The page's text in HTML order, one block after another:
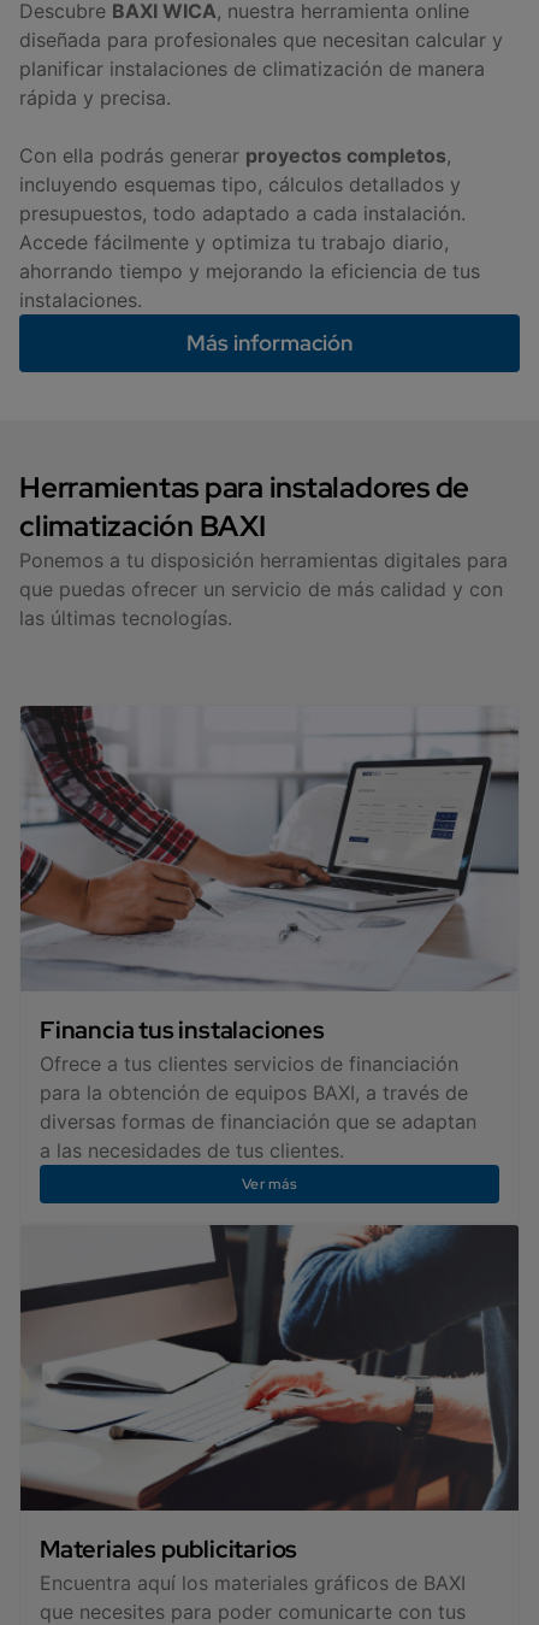
Descubre BAXI WICA, nuestra herramienta online
diseñada para profesionales que necesitan calcular y
planificar instalaciones de climatización de manera
rápida y precisa.
Con ella podrás generar proyectos completos,
incluyendo esquemas tipo, cálculos detallados y
presupuestos, todo adaptado a cada instalación.
Accede fácilmente y optimiza tu trabajo diario,
ahorrando tiempo y mejorando la eficiencia de tus
instalaciones.
Más información
Herramientas para instaladores de
climatización BAXI
Ponemos a tu disposición herramientas digitales para
que puedas ofrecer un servicio de más calidad y con
las últimas tecnologías.
Financia tus instalaciones
Ofrece a tus clientes servicios de financiación
para la obtención de equipos BAXI, a través de
diversas formas de financiación que se adaptan
a las necesidades de tus clientes.
Ver más
Materiales publicitarios
Encuentra aquí los materiales gráficos de BAXI
que necesites para poder comunicarte con tus